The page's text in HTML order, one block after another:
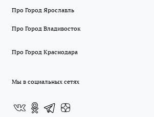
Про Город Ярославль
Про Город Владивосток
Про Город Краснодара
Мы в социальных сетях